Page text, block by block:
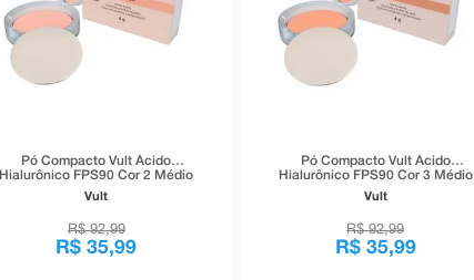
Pó Compacto Vult Ácido
Hialurônico FPS90 Cor 2 Médio
Claro 6g
Vult
R$ 92,99
R$ 35,99
Pó Compacto Vult Ácido
Hialurônico FPS90 Cor 3 Médio
6g
Vult
R$ 92,99
R$ 35,99